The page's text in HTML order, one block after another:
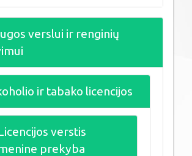
verslui ir renginių
ir tabako licencijos
verstis
prekyba